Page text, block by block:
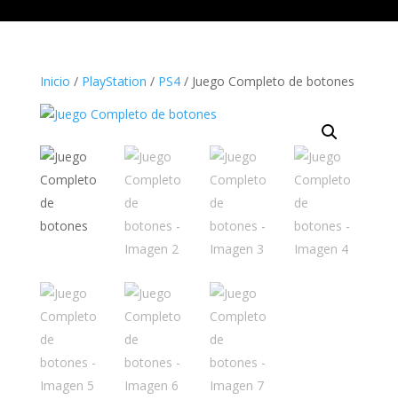
Inicio / PlayStation / PS4/ Juego Completo de botones